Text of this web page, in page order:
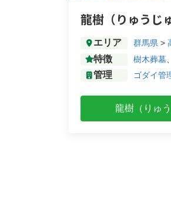
龍樹（りゅうじゅ
エリア 群馬県 >
特徴 樹木葬墓
管理 ゴダイ管
龍樹（りゅ